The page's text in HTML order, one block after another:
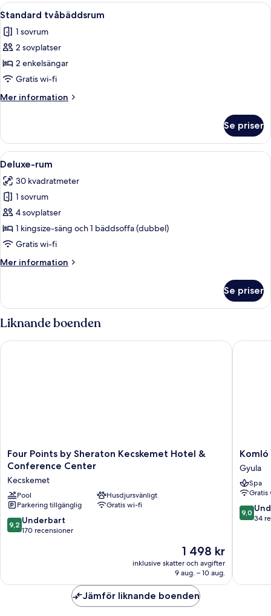
Öppna
alla
foton
för
Standard
tvåbäddsrum
Ett hotellrum med två sängar, ett
8
Standard tvåbäddsrum
1 sovrum
2 sovplatser
2 enkelsängar
Gratis wi-fi
Mer information
Mer
tvåbäddsrum
Se priser
Öppna
alla
foton
för
Deluxe-
rum
Ett modernt vardagsrum med en
14
Deluxe-rum
30 kvadratmeter
1 sovrum
4 sovplatser
1 kingsize-säng och 1 bäddsoffa (dubbel)
Gratis wi-fi
Mer information
Mer
rum
Se priser
Liknande boenden
Four
Points
Sheraton
Kecskemet
Hotel
&
Conference
Four Points by Sheraton Kecskemet Hotel &
Conference Center
Kecskemet
Pool
Husdjursvänligt
Parkering tillgänglig
Gratis wi-fi
9.2
av
9,2 Underbart
170 recensioner
Priset
är
1 498 kr
1 498 kr
inklusive skatter och avgifter
9 aug. – 10 aug.
Four Points by Sheraton Kecskemet Hotel & Conference
Komló
Hotel
Gyula
Gyula
Gyula
Spa
9.0
av
9,0
34
Komló
Jämför liknande boenden